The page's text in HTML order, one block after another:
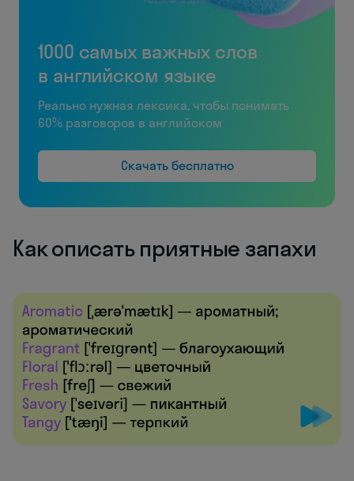
1000 самых важных слов
в английском языке
Реально нужная лексика, чтобы понимать
60% разговоров в английском
Скачать бесплатно
Как описать приятные запахи